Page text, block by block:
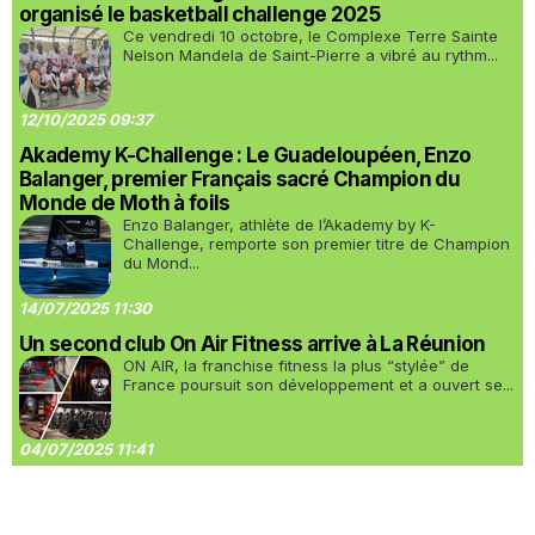
organisé le basketball challenge 2025
Ce vendredi 10 octobre, le Complexe Terre Sainte
Nelson Mandela de Saint-Pierre a vibré au rythm...
12/10/2025 09:37
Akademy K-Challenge : Le Guadeloupéen, Enzo
Balanger, premier Français sacré Champion du
Monde de Moth à foils
Enzo Balanger, athlète de l’Akademy by K-
Challenge, remporte son premier titre de Champion
du Mond...
14/07/2025 11:30
Un second club On Air Fitness arrive à La Réunion
ON AIR, la franchise fitness la plus “stylée” de
France poursuit son développement et a ouvert se...
04/07/2025 11:41